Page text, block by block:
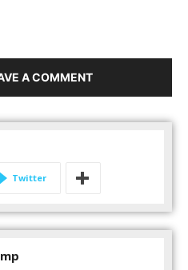
A COMMENT
Twitter